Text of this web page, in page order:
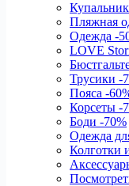
Пляжная
Одежда -
LOVE
Трусики -
Пояса -
Корсеты -
Боди -70%
Одежда
Колготки